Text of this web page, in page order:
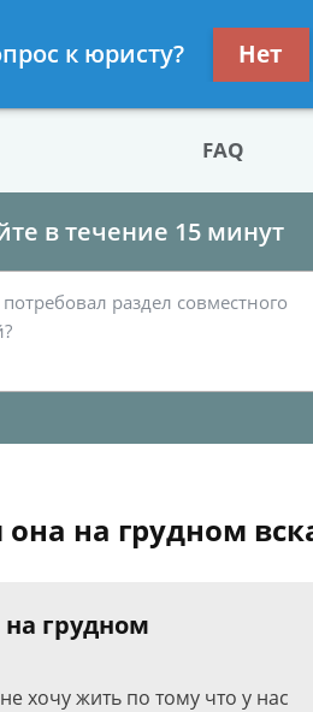
FAQ
в течение 15 минут
на грудном
на грудном
хочу жить по тому что у нас
к юристу? Нет